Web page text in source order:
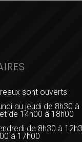
sont ouverts :
au jeudi de 8h30 à
de 14h00 à 18h00
de 8h30 à
à 17h00